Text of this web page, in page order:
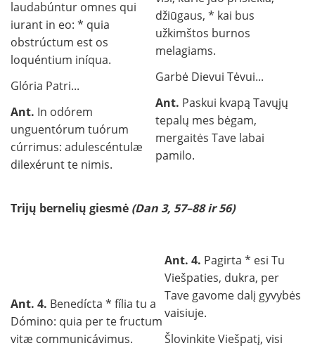
laudabúntur omnes qui
iurant in eo: * quia
obstrúctum est os
loquéntium iníqua.
Glória Patri...
Ant. In odórem
unguentórum tuórum
cúrrimus: adulescéntulæ
dilexérunt te nimis.
džiūgaus, * kai bus
užkimštos burnos
melagiams.
Garbė Dievui Tėvui...
Ant. Paskui kvapą Tavųjų
tepalų mes bėgam,
mergaitės Tave labai
pamilo.
Trijų bernelių giesmė (Dan 3, 57–88 ir 56)
Ant. 4. Benedícta * fília tu a
Dómino: quia per te fructum
vitæ communicávimus.
Ant. 4. Pagirta * esi Tu
Viešpaties, dukra, per
Tave gavome dalį gyvybės
vaisiuje.
Šlovinkite Viešpatį, visi